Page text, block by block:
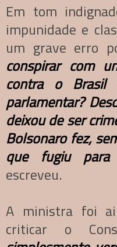
Em tom
impunidade e
um grave erro
conspirar com
contra o Brasil
parlamentar?
deixou de ser
Bolsonaro fez,
que fugiu para
escreveu.
A ministra foi
criticar o